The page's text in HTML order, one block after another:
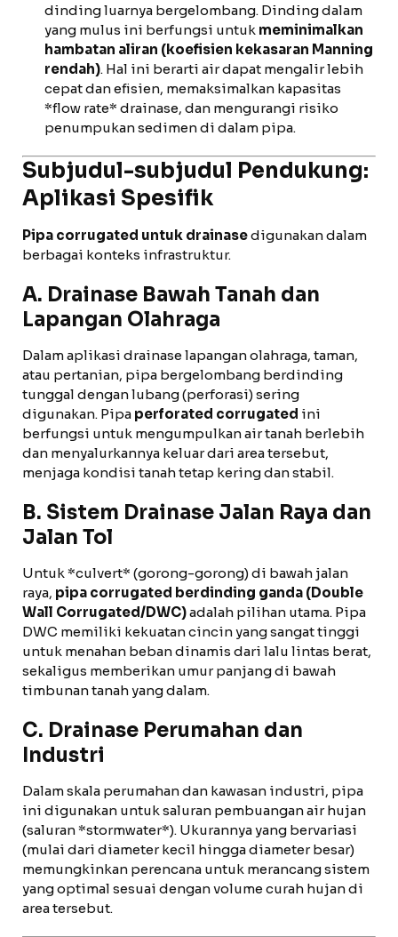
dinding luarnya bergelombang. Dinding dalam
yang mulus ini berfungsi untuk meminimalkan
hambatan aliran (koefisien kekasaran Manning
rendah). Hal ini berarti air dapat mengalir lebih
cepat dan efisien, memaksimalkan kapasitas
*flow rate* drainase, dan mengurangi risiko
penumpukan sedimen di dalam pipa.
Subjudul-subjudul Pendukung:
Aplikasi Spesifik
Pipa corrugated untuk drainasedigunakan dalam
berbagai konteks infrastruktur.
A. Drainase Bawah Tanah dan
Lapangan Olahraga
Dalam aplikasi drainase lapangan olahraga, taman,
atau pertanian, pipa bergelombang berdinding
tunggal dengan lubang (perforasi) sering
digunakan. Pipa perforated corrugated ini
berfungsi untuk mengumpulkan air tanah berlebih
dan menyalurkannya keluar dari area tersebut,
menjaga kondisi tanah tetap kering dan stabil.
B. Sistem Drainase Jalan Raya dan
Jalan Tol
Untuk *culvert* (gorong-gorong) di bawah jalan
raya, pipa corrugated berdinding ganda (Double
Wall Corrugated/DWC)adalah pilihan utama. Pipa
DWC memiliki kekuatan cincin yang sangat tinggi
untuk menahan beban dinamis dari lalu lintas berat,
sekaligus memberikan umur panjang di bawah
timbunan tanah yang dalam.
C. Drainase Perumahan dan
Industri
Dalam skala perumahan dan kawasan industri, pipa
ini digunakan untuk saluran pembuangan air hujan
(saluran *stormwater*). Ukurannya yang bervariasi
(mulai dari diameter kecil hingga diameter besar)
memungkinkan perencana untuk merancang sistem
yang optimal sesuai dengan volume curah hujan di
area tersebut.